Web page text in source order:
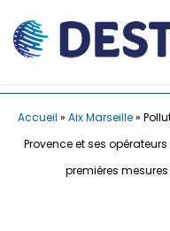
Accueil » Aix Marseille»
Provence et ses opérateurs
premières